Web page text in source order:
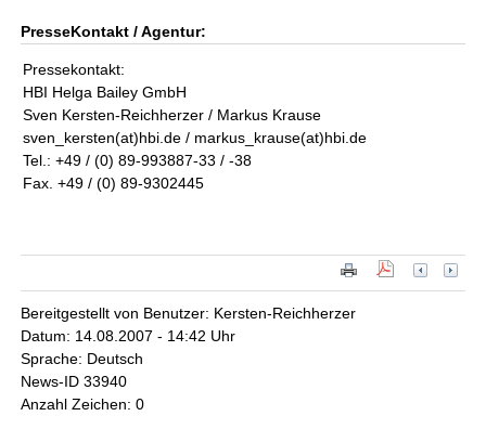
PresseKontakt / Agentur:
Pressekontakt:
HBI Helga Bailey GmbH
Sven Kersten-Reichherzer / Markus Krause
sven_kersten(at)hbi.de / markus_krause(at)hbi.de
Tel.: +49 / (0) 89-993887-33 / -38
Fax. +49 / (0) 89-9302445
Bereitgestellt von Benutzer: Kersten-Reichherzer
Datum: 14.08.2007 - 14:42 Uhr
Sprache: Deutsch
News-ID 33940
Anzahl Zeichen: 0